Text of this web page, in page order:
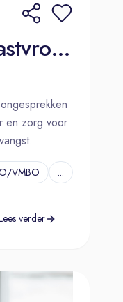
Telefonische gastvrouw / gastheer - Amega
en zorg voor
VMBO ...
verder